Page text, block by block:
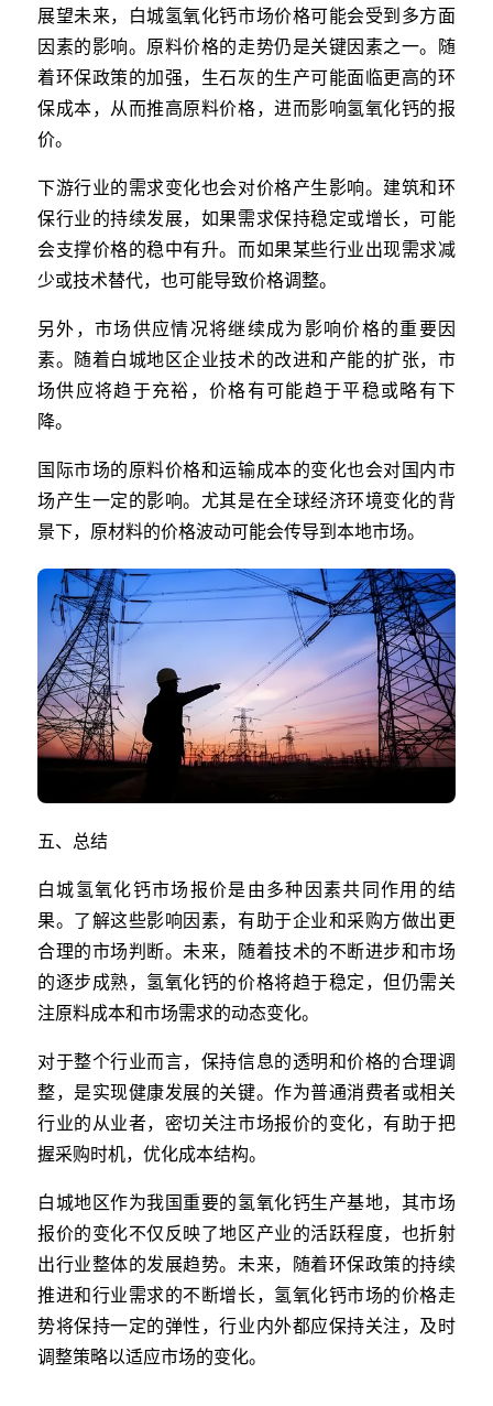
展望未来，白城氢氧化钙市场价格可能会受到多方面
因素的影响。原料价格的走势仍是关键因素之一。随
着环保政策的加强，生石灰的生产可能面临更高的环
保成本，从而推高原料价格，进而影响氢氧化钙的报
价。
下游行业的需求变化也会对价格产生影响。建筑和环
保行业的持续发展，如果需求保持稳定或增长，可能
会支撑价格的稳中有升。而如果某些行业出现需求减
少或技术替代，也可能导致价格调整。
另外，市场供应情况将继续成为影响价格的重要因
素。随着白城地区企业技术的改进和产能的扩张，市
场供应将趋于充裕，价格有可能趋于平稳或略有下
降。
国际市场的原料价格和运输成本的变化也会对国内市
场产生一定的影响。尤其是在全球经济环境变化的背
景下，原材料的价格波动可能会传导到本地市场。
五、总结
白城氢氧化钙市场报价是由多种因素共同作用的结
果。了解这些影响因素，有助于企业和采购方做出更
合理的市场判断。未来，随着技术的不断进步和市场
的逐步成熟，氢氧化钙的价格将趋于稳定，但仍需关
注原料成本和市场需求的动态变化。
对于整个行业而言，保持信息的透明和价格的合理调
整，是实现健康发展的关键。作为普通消费者或相关
行业的从业者，密切关注市场报价的变化，有助于把
握采购时机，优化成本结构。
白城地区作为我国重要的氢氧化钙生产基地，其市场
报价的变化不仅反映了地区产业的活跃程度，也折射
出行业整体的发展趋势。未来，随着环保政策的持续
推进和行业需求的不断增长，氢氧化钙市场的价格走
势将保持一定的弹性，行业内外都应保持关注，及时
调整策略以适应市场的变化。